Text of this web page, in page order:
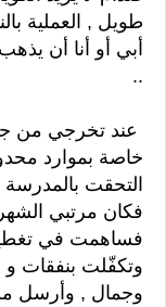
طويل , العملية
أبي أو أنا أن
..
عند تخرجي من
خاصة بموارد
التحقت بالمدرسة
فكان مرتبي
فساهمت في
وتكفّلت بنفقات و
وجمال , وأرسل